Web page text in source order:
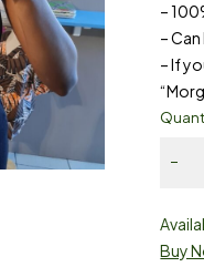
–
–
– If
Buy